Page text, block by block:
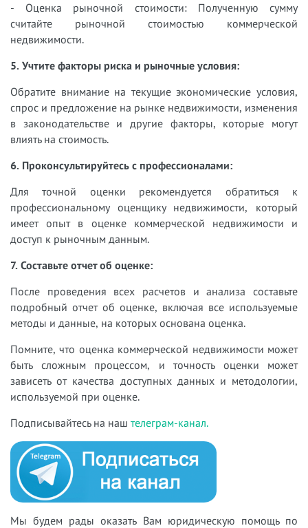
- Оценка рыночной стоимости: Полученную сумму
считайте рыночной стоимостью коммерческой
недвижимости.
5. Учтите факторы риска и рыночные условия:
Обратите внимание на текущие экономические условия,
спрос и предложение на рынке недвижимости, изменения
в законодательстве и другие факторы, которые могут
влиять на стоимость.
6. Проконсультируйтесь с профессионалами:
Для точной оценки рекомендуется обратиться к
профессиональному оценщику недвижимости, который
имеет опыт в оценке коммерческой недвижимости и
доступ к рыночным данным.
7. Составьте отчет об оценке:
После проведения всех расчетов и анализа составьте
подробный отчет об оценке, включая все используемые
методы и данные, на которых основана оценка.
Помните, что оценка коммерческой недвижимости может
быть сложным процессом, и точность оценки может
зависеть от качества доступных данных и методологии,
используемой при оценке.
Подписывайтесь на наш телеграм-канал.
Мы будем рады оказать Вам юридическую помощь по